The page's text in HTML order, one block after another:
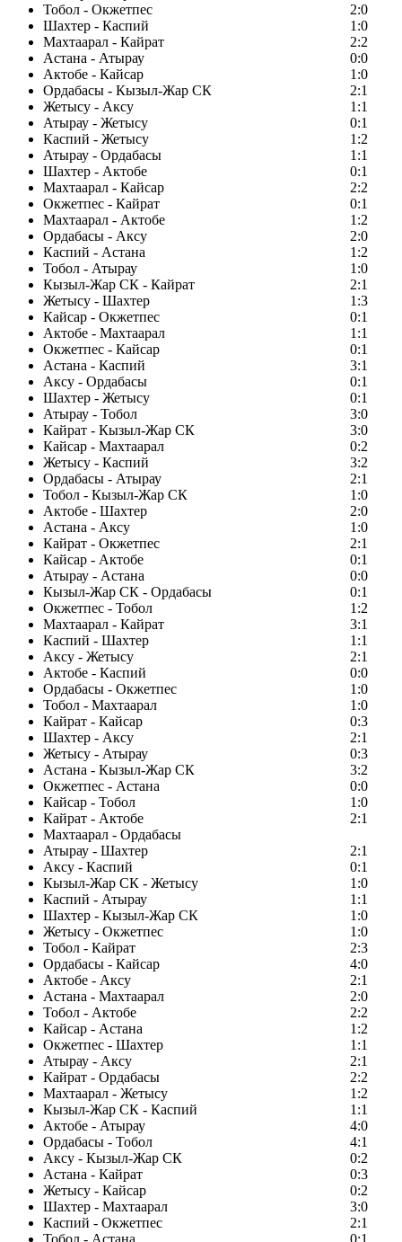
Тобол - Окжетпес
2:0
Шахтер - Каспий
1:0
Махтаарал - Кайрат
2:2
Астана - Атырау
0:0
Актобе - Кайсар
1:0
Ордабасы - Кызыл-Жар СК
2:1
Жетысу - Аксу
1:1
Атырау - Жетысу
0:1
Каспий - Жетысу
1:2
Атырау - Ордабасы
1:1
Шахтер - Актобе
0:1
Махтаарал - Кайсар
2:2
Окжетпес - Кайрат
0:1
Махтаарал - Актобе
1:2
Ордабасы - Аксу
2:0
Каспий - Астана
1:2
Тобол - Атырау
1:0
Кызыл-Жар СК - Кайрат
2:1
Жетысу - Шахтер
1:3
Кайсар - Окжетпес
0:1
Актобе - Махтаарал
1:1
Окжетпес - Кайсар
0:1
Астана - Каспий
3:1
Аксу - Ордабасы
0:1
Шахтер - Жетысу
0:1
Атырау - Тобол
3:0
Кайрат - Кызыл-Жар СК
3:0
Кайсар - Махтаарал
0:2
Жетысу - Каспий
3:2
Ордабасы - Атырау
2:1
Тобол - Кызыл-Жар СК
1:0
Актобе - Шахтер
2:0
Астана - Аксу
1:0
Кайрат - Окжетпес
2:1
Кайсар - Актобе
0:1
Атырау - Астана
0:0
Кызыл-Жар СК - Ордабасы
0:1
Окжетпес - Тобол
1:2
Махтаарал - Кайрат
3:1
Каспий - Шахтер
1:1
Аксу - Жетысу
2:1
Актобе - Каспий
0:0
Ордабасы - Окжетпес
1:0
Тобол - Махтаарал
1:0
Кайрат - Кайсар
0:3
Шахтер - Аксу
2:1
Жетысу - Атырау
0:3
Астана - Кызыл-Жар СК
3:2
Окжетпес - Астана
0:0
Кайсар - Тобол
1:0
Кайрат - Актобе
2:1
Махтаарал - Ордабасы
Атырау - Шахтер
2:1
Аксу - Каспий
0:1
Кызыл-Жар СК - Жетысу
1:0
Каспий - Атырау
1:1
Шахтер - Кызыл-Жар СК
1:0
Жетысу - Окжетпес
1:0
Тобол - Кайрат
2:3
Ордабасы - Кайсар
4:0
Актобе - Аксу
2:1
Астана - Махтаарал
2:0
Тобол - Актобе
2:2
Кайсар - Астана
1:2
Окжетпес - Шахтер
1:1
Атырау - Аксу
2:1
Кайрат - Ордабасы
2:2
Махтаарал - Жетысу
1:2
Кызыл-Жар СК - Каспий
1:1
Актобе - Атырау
4:0
Ордабасы - Тобол
4:1
Аксу - Кызыл-Жар СК
0:2
Астана - Кайрат
0:3
Жетысу - Кайсар
0:2
Шахтер - Махтаарал
3:0
Каспий - Окжетпес
2:1